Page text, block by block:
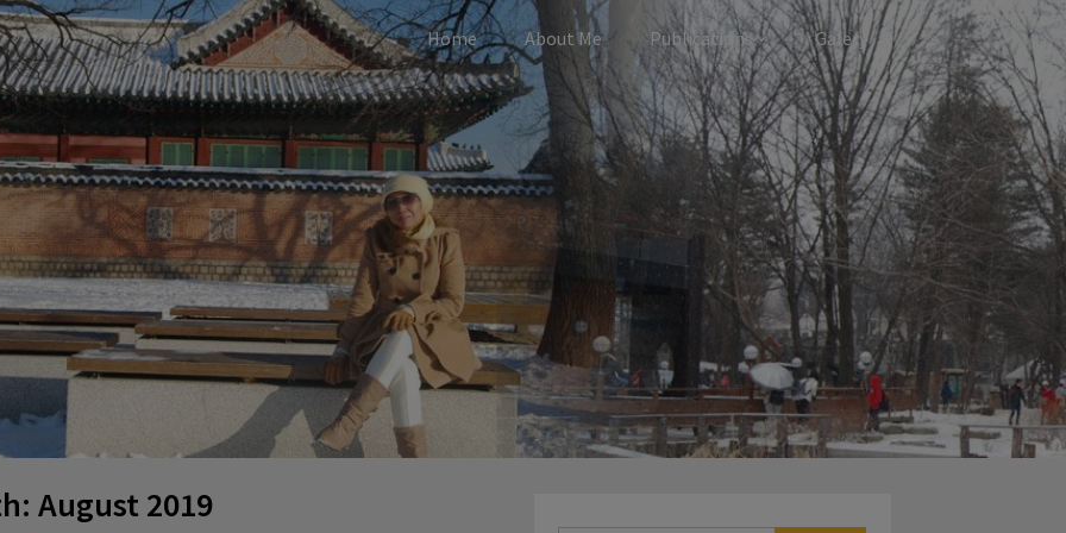
Home About Me Publications Galery
August 2019